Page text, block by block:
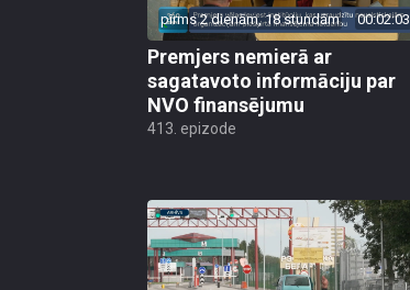
pirms 2 dienām, 18 stundām 00:02:03
Premjers nemierā ar
sagatavoto informāciju par
NVO finansējumu
413. epizode